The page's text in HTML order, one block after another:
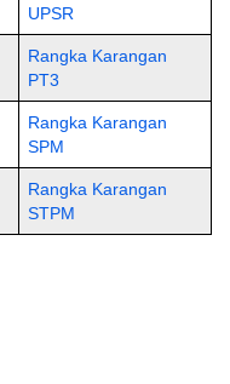
UPSR
Rangka Karangan
PT3
Rangka Karangan
SPM
Rangka Karangan
STPM